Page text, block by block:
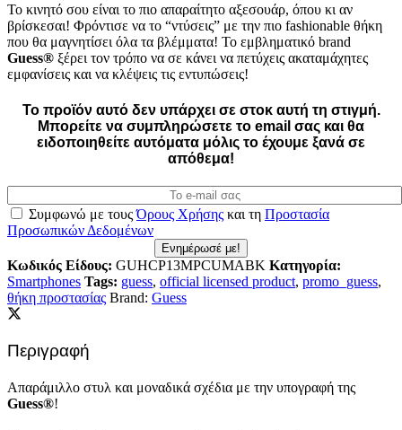
Το κινητό σου είναι το πιο απαραίτητο αξεσουάρ, όπου κι αν
βρίσκεσαι! Φρόντισε να το “ντύσεις” με την πιο fashionable θήκη
που θα μαγνητίσει όλα τα βλέμματα! Το εμβληματικό brand
Guess® ξέρει τον τρόπο να σε κάνει να πετύχεις ακαταμάχητες
εμφανίσεις και να κλέψεις τις εντυπώσεις!
Το προϊόν αυτό δεν υπάρχει σε στοκ αυτή τη στιγμή.
Mπορείτε να συμπληρώσετε το email σας και θα
ειδοποιηθείτε αυτόματα μόλις το έχουμε ξανά σε
απόθεμα!
Συμφωνώ με τουςΌρους Χρήσης και τη Προστασία
Προσωπικών Δεδομένων
Ενημέρωσέ με!
Κωδικός Είδους: GUHCP13MPCUMABK Κατηγορία:
Smartphones Tags: guess, official licensed product, promo_guess,
θήκη προστασίας Brand: Guess
Περιγραφή
Απαράμιλλο στυλ και μοναδικά σχέδια με την υπογραφή της
Guess®!